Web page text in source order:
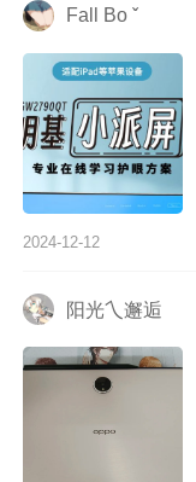
Fall Bo ˇ
2024-12-12
阳光乀邂逅